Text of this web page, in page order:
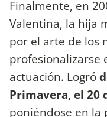
Finalmente, en
Valentina, la hija
por el arte de los
profesionalizarse
actuación. Logró
Primavera, el 20
poniéndose en la